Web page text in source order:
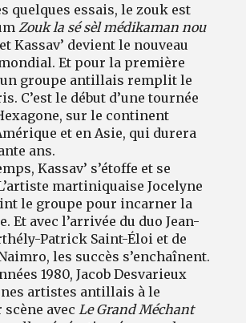
quelques essais, le zouk est
Zouk la sé sèl médikaman nou
Kassav’ devient le nouveau
Et pour la première
un groupe antillais remplit le
C’est le début d’une tournée
sur le continent
et en Asie, qui durera
ans.
Kassav’ s’étoffe et se
martiniquaise Jocelyne
le groupe pour incarner la
Et avec l’arrivée du duo Jean-
Patrick Saint-Éloi et de
les succès s’enchaînent.
1980, Jacob Desvarieux
artistes antillais à le
avec Le Grand Méchant